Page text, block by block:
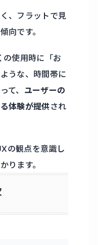
、フラットで見
向です。
の使用時に「お
うな、時間帯に
て、 ユーザーの
体験が提供され
の観点を意識し
ります。